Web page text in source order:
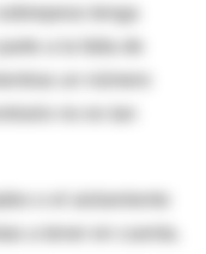
tenga
a la falta de
no es tan
a tener en cuenta.